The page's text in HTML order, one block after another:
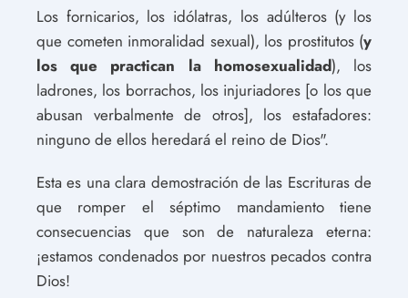
Los fornicarios, los idólatras, los adúlteros (y los
que cometen inmoralidad sexual), los prostitutos (y
los que practican la homosexualidad), los
ladrones, los borrachos, los injuriadores [o los que
abusan verbalmente de otros], los estafadores:
ninguno de ellos heredará el reino de Dios".
Esta es una clara demostración de las Escrituras de
que romper el séptimo mandamiento tiene
consecuencias que son de naturaleza eterna:
¡estamos condenados por nuestros pecados contra
Dios!